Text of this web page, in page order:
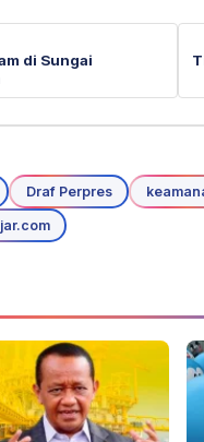
di Sungai
Draf Perpres